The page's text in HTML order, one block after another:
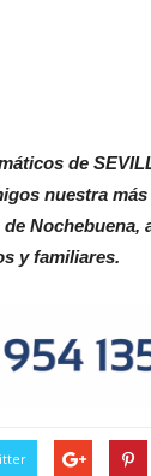
de
nuestra
y familiares.